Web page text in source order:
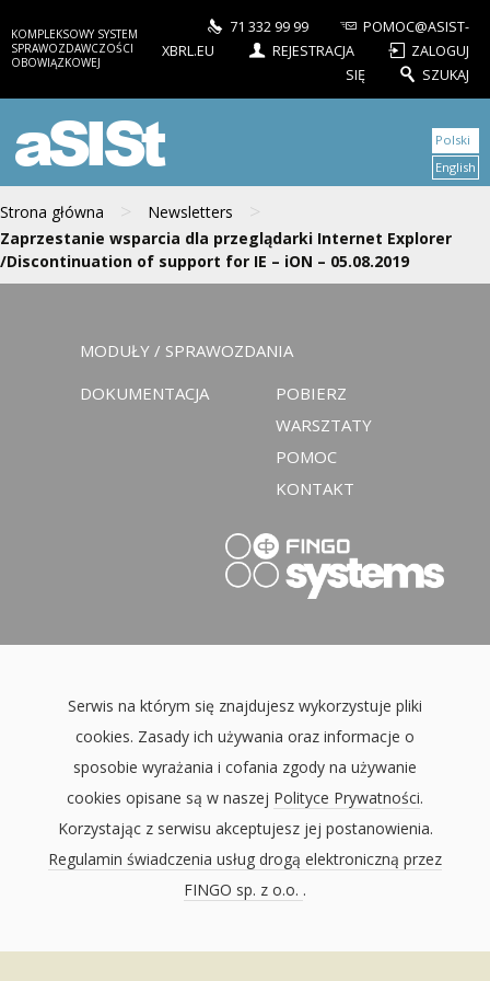
KOMPLEKSOWY SYSTEM
SPRAWOZDAWCZOŚCI
OBOWIĄZKOWEJ
71 332 99 99
POMOC@ASIST-
XBRL.EU
REJESTRACJA
ZALOGUJ
SIĘ
SZUKAJ
aSISt
Strona główna > Newsletters >
Zaprzestanie wsparcia dla przeglądarki Internet Explorer
/Discontinuation of support for IE – iON – 05.08.2019
Polski
English
MODUŁY / SPRAWOZDANIA
DOKUMENTACJA
POBIERZ
WARSZTATY
POMOC
KONTAKT
Serwis na którym się znajdujesz wykorzystuje pliki
cookies. Zasady ich używania oraz informacje o
sposobie wyrażania i cofania zgody na używanie
cookies opisane są w naszej Polityce Prywatności.
Korzystając z serwisu akceptujesz jej postanowienia.
Regulamin świadczenia usług drogą elektroniczną przez
FINGO sp. z o.o. .